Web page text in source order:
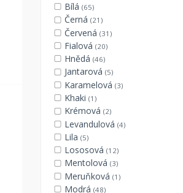
Bílá (65)
Černá (21)
Červená (31)
Fialová (20)
Hnědá (46)
Jantarová (5)
Karamelová (3)
Khaki (1)
Krémová (2)
Levandulová (4)
Lila (5)
Lososová (12)
Mentolová (3)
Meruňková (1)
Modrá (48)